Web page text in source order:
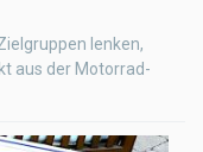
lenken,
aus der Motorrad-